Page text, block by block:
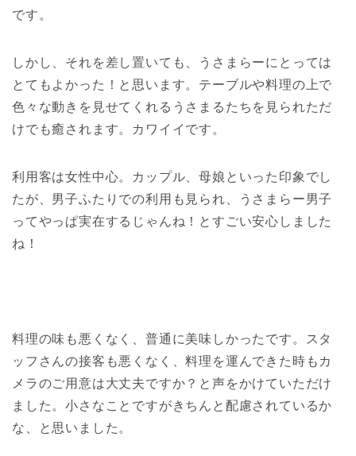
です。
しかし、それを差し置いても、うさまらーにとっては
とてもよかった！と思います。テーブルや料理の上で
色々な動きを見せてくれるうさまるたちを見られただ
けでも癒されます。カワイイです。
利用客は女性中心。カップル、母娘といった印象でし
たが、男子ふたりでの利用も見られ、うさまらー男子
ってやっぱ実在するじゃんね！とすごい安心しました
ね！
料理の味も悪くなく、普通に美味しかったです。スタ
ッフさんの接客も悪くなく、料理を運んできた時もカ
メラのご用意は大丈夫ですか？と声をかけていただけ
ました。小さなことですがきちんと配慮されているか
な、と思いました。